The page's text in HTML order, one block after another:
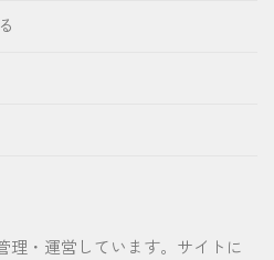
理・運営しています。サイトに